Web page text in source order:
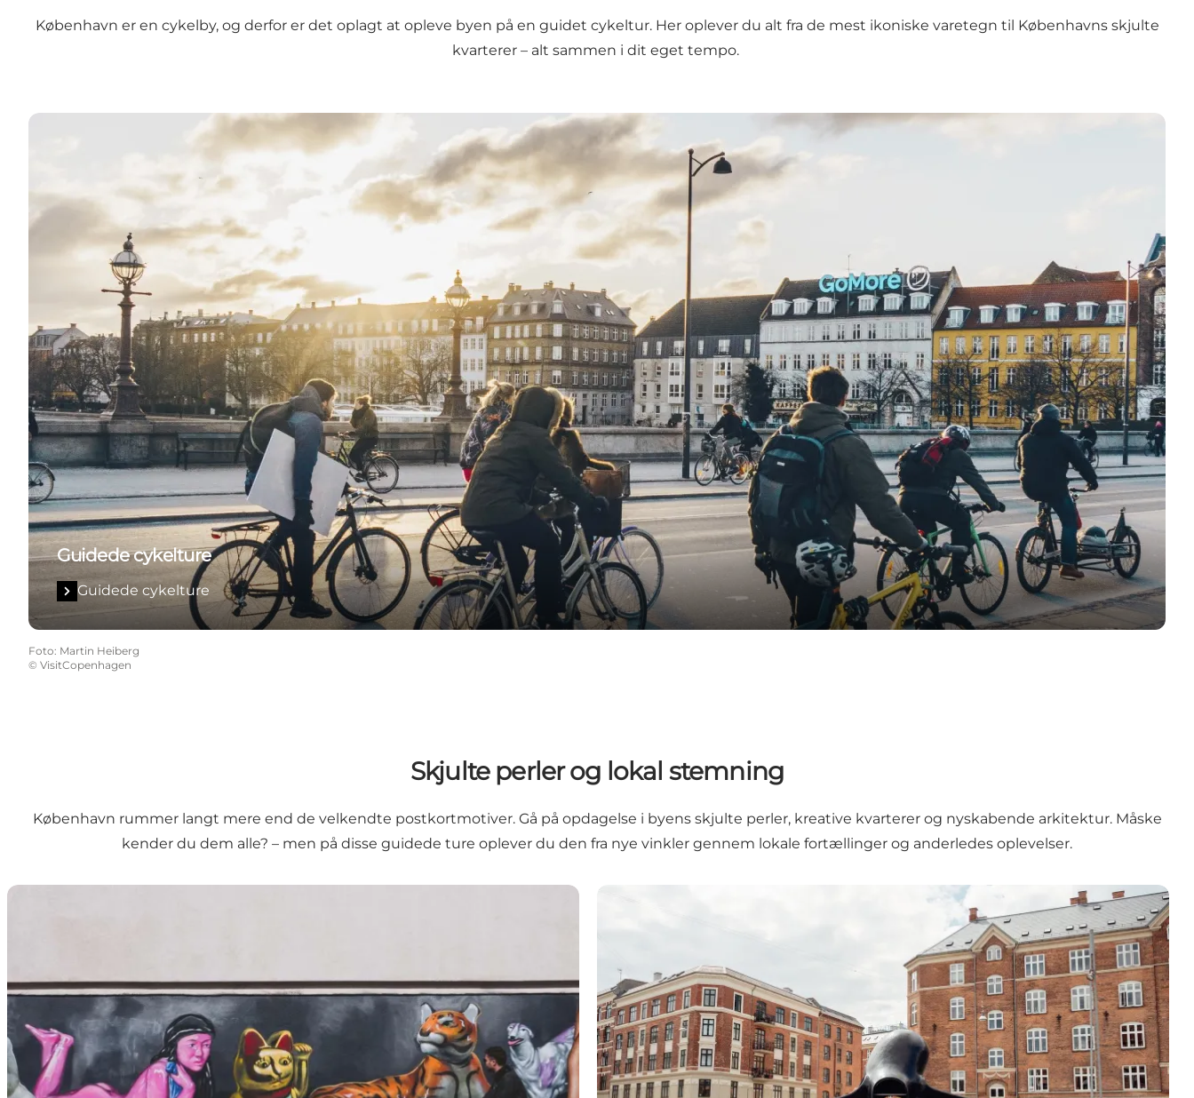
København er en cykelby, og derfor er det oplagt at opleve byen på en guidet cykeltur. Her oplever du alt fra de mest ikoniske varetegn til Københavns skjulte
kvarterer – alt sammen i dit eget tempo.
Guidede cykelture
Guidede cykelture
Guidede cykelture
Foto: Martin Heiberg
© VisitCopenhagen
Skjulte perler og lokal stemning
København rummer langt mere end de velkendte postkortmotiver. Gå på opdagelse i byens skjulte perler, kreative kvarterer og nyskabende arkitektur. Måske
kender du dem alle? – men på disse guidede ture oplever du den fra nye vinkler gennem lokale fortællinger og anderledes oplevelser.
Alternative oplevelser og sightseeing i København Guidede ture om byliv og arkitektur